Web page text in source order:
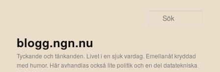
blogg.ngn.nu
Tyckande och tänkanden. Livet i en sjuk vardag. Emellanåt kryddad
med humor. Här avhandlas också lite politik och en del datatekniska